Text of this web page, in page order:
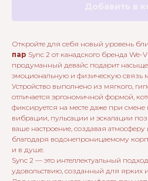
Откройте для себя новый уровень
пар Sync 2 от канадского бренда We-
продуманный девайс подарит
эмоциональную и физическую связь
Устройство выполнено из мягкого,
отличается эргономичной формой,
фиксируется на месте даже при
вибрации, пульсации и эскалации
ваше настроение, создавая
благодаря водонепроницаемому
и в душе.
Sync 2 — это интеллектуальный
удовольствию, созданный для